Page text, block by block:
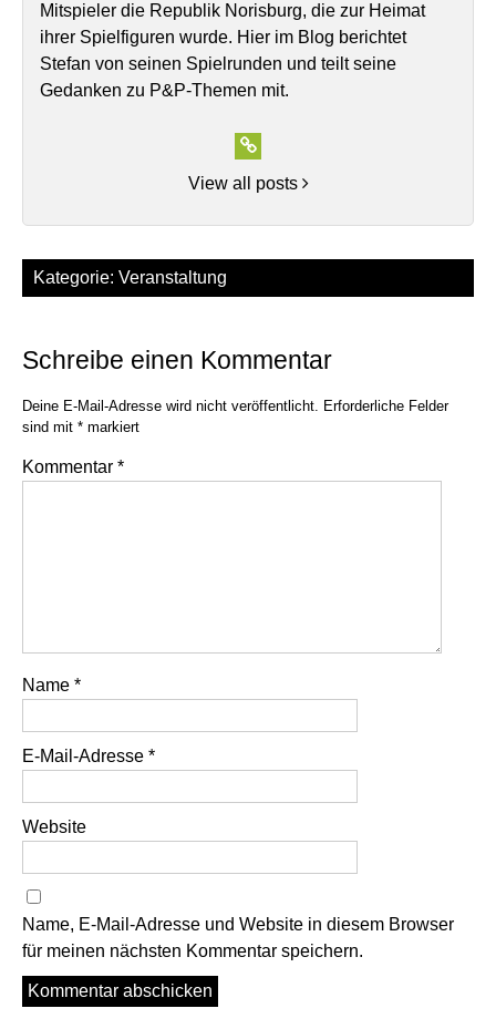
Mitspieler die Republik Norisburg, die zur Heimat
ihrer Spielfiguren wurde. Hier im Blog berichtet
Stefan von seinen Spielrunden und teilt seine
Gedanken zu P&P-Themen mit.
View all posts
Kategorie: Veranstaltung
Schreibe einen Kommentar
Deine E-Mail-Adresse wird nicht veröffentlicht. Erforderliche Felder
sind mit * markiert
Kommentar *
Name *
E-Mail-Adresse *
Website
Name, E-Mail-Adresse und Website in diesem Browser
für meinen nächsten Kommentar speichern.